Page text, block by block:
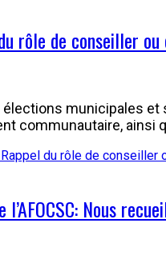
rôle de conseiller
élections municipales
communautaire, ainsi
du rôle de conseiller
Nous